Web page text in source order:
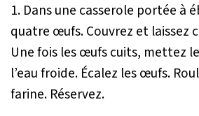
1. Dans une casserole portée à
quatre œufs. Couvrez et laissez
Une fois les œufs cuits, mettez
l’eau froide. Écalez les œufs.
farine. Réservez.